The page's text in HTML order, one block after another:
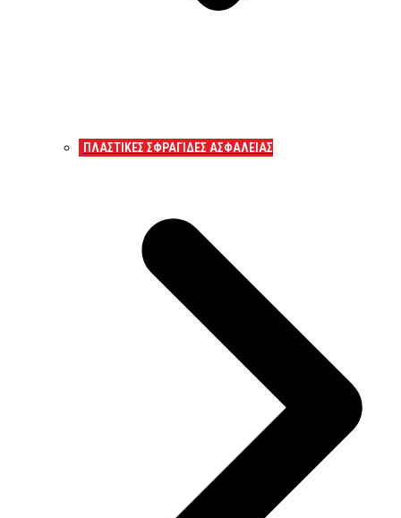
ΠΛΑΣΤΙΚΕΣ ΣΦΡΑΓΙΔΕΣ ΑΣΦΑΛΕΙΑΣ